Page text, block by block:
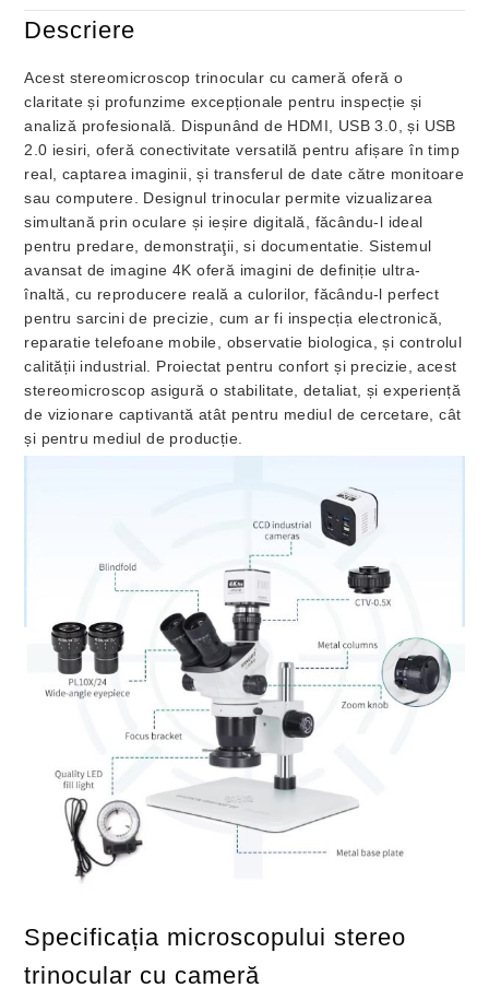
Descriere
Acest stereomicroscop trinocular cu cameră oferă o
claritate și profunzime excepționale pentru inspecție și
analiză profesională. Dispunând de HDMI, USB 3.0, și USB
2.0 iesiri, oferă conectivitate versatilă pentru afișare în timp
real, captarea imaginii, și transferul de date către monitoare
sau computere. Designul trinocular permite vizualizarea
simultană prin oculare și ieșire digitală, făcându-l ideal
pentru predare, demonstraţii, si documentatie. Sistemul
avansat de imagine 4K oferă imagini de definiție ultra-
înaltă, cu reproducere reală a culorilor, făcându-l perfect
pentru sarcini de precizie, cum ar fi inspecția electronică,
reparatie telefoane mobile, observatie biologica, și controlul
calității industrial. Proiectat pentru confort și precizie, acest
stereomicroscop asigură o stabilitate, detaliat, și experiență
de vizionare captivantă atât pentru mediul de cercetare, cât
și pentru mediul de producție.
Specificația microscopului stereo
trinocular cu cameră